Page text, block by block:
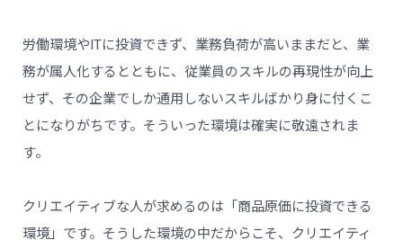
労働環境やITに投資できず、業務負荷が高いままだと、業
務が属人化するとともに、従業員のスキルの再現性が向上
せず、その企業でしか通用しないスキルばかり身に付くこ
とになりがちです。そういった環境は確実に敬遠されま
す。
クリエイティブな人が求めるのは「商品原価に投資できる
環境」です。そうした環境の中だからこそ、クリエイティ